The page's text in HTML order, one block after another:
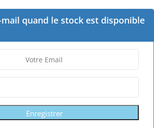
mail quand le stock est disponible
Enregistrer